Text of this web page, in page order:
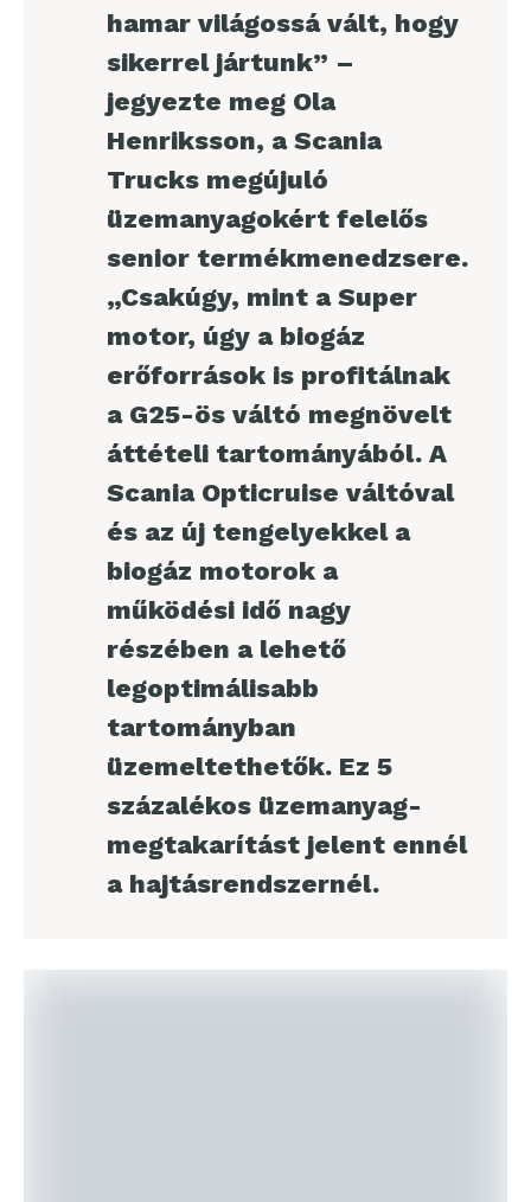
hamar világossá vált, hogy
sikerrel jártunk” –
jegyezte meg Ola
Henriksson, a Scania
Trucks megújuló
üzemanyagokért felelős
senior termékmenedzsere.
„Csakúgy, mint a Super
motor, úgy a biogáz
erőforrások is profitálnak
a G25-ös váltó megnövelt
áttételi tartományából. A
Scania Opticruise váltóval
és az új tengelyekkel a
biogáz motorok a
működési idő nagy
részében a lehető
legoptimálisabb
tartományban
üzemeltethetők. Ez 5
százalékos üzemanyag-
megtakarítást jelent ennél
a hajtásrendszernél.